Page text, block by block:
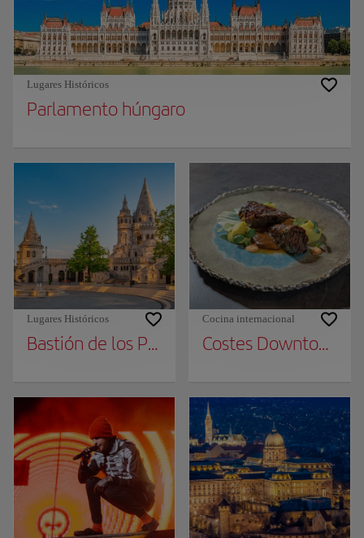
Lugares Históricos
Parlamento húngaro
Lugares Históricos
Bastión de los Pescadores
Cocina internacional
Costes Downtown